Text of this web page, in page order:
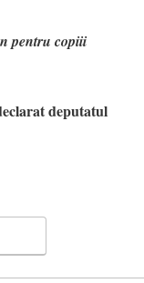
pentru copiii
deputatul